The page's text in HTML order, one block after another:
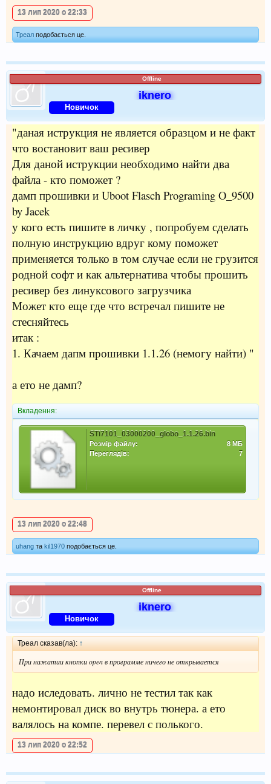
13 лип 2020 о 22:33
Треал подобається це.
Offline
iknero
Новичок
"даная иструкция не является образцом и не факт
что востановит ваш ресивер
Для даной иструкции необходимо найти два
файла - кто поможет ?
дамп прошивки и Uboot Flasch Programing O_9500
by Jacek
у кого есть пишите в личку , попробуем сделать
полную инструкцию вдруг кому поможет
применяется только в том случае если не грузится
родной софт и как альтернатива чтобы прошить
ресивер без линуксового загрузчика
Может кто еще где что встречал пишите не
стесняйтесь
итак :
1. Качаем дапм прошивки 1.1.26 (немогу найти) "
а ето не дамп?
Вкладення:
STi7101_03000200_globo_1.1.26.bin
Розмір файлу:
8 МБ
Переглядів:
7
13 лип 2020 о 22:48
uhang та kil1970 подобається це.
Offline
iknero
Новичок
Треал сказав(ла):↑
При нажатии кнопки open в программе ничего не открывается
надо иследовать. лично не тестил так как
немонтировал диск во внутрь тюнера. а ето
валялось на компе. перевел с полького.
13 лип 2020 о 22:52